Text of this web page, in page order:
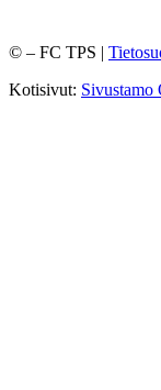
© – FC TPS |
Kotisivut: Sivustamo